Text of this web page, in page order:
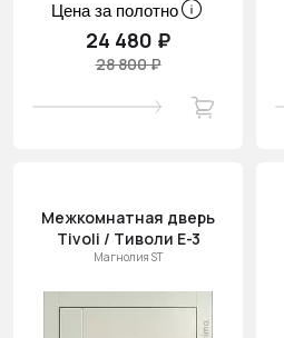
Цена за полотно
24 480 ₽
28 800 ₽
Межкомнатная дверь
Tivoli / Тиволи Е-3
Магнолия ST